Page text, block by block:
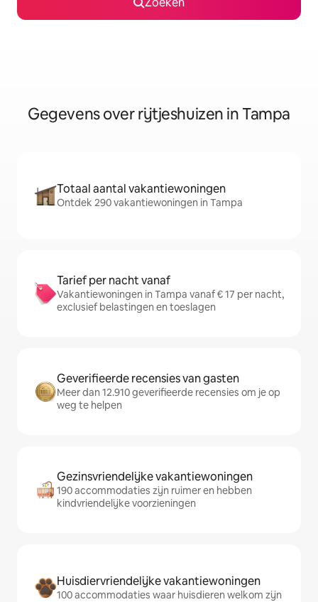
Gegevens over rijtjeshuizen in Tampa
Totaal aantal vakantiewoningen
Ontdek 290 vakantiewoningen in Tampa
Tarief per nacht vanaf
Vakantiewoningen in Tampa vanaf € 17 per nacht,
exclusief belastingen en toeslagen
Geverifieerde recensies van gasten
Meer dan 12.910 geverifieerde recensies om je op
weg te helpen
Gezinsvriendelijke vakantiewoningen
190 accommodaties zijn ruimer en hebben
kindvriendelijke voorzieningen
Huisdiervriendelijke vakantiewoningen
100 accommodaties waar huisdieren welkom zijn